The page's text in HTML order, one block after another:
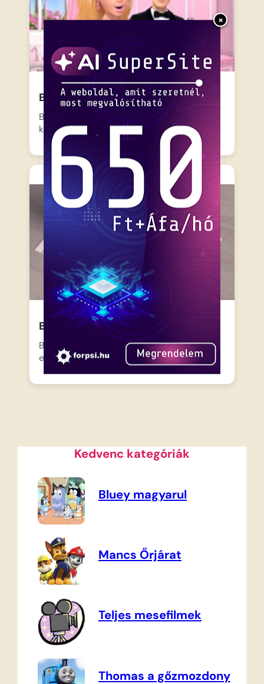
×
Barbie – Krém rapszódia
Barbie elhatározza, hogy bebizonyítja
konyhai tehetségét, és ő süti meg…
Barbie – Állatfelügyelet
Barbie egy fontos megnyitóra hivatalos,
ezért megkéri Kent, hogy vigyázzon…
Kedvenc kategóriák
Bluey magyarul
Mancs Őrjárat
Teljes mesefilmek
Thomas a gőzmozdony